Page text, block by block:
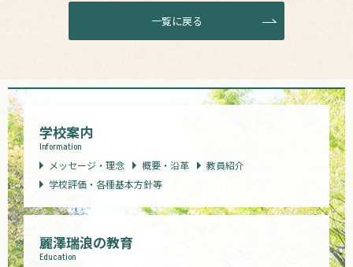
一覧に戻る
学校案内
Information
メッセージ・理念
概要・沿革
教員紹介
学校評価・各種基本方針等
麗澤瑞浪の教育
Education